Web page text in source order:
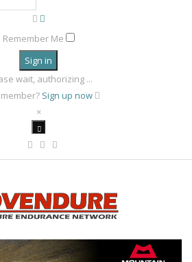
Remember Me
Sign in
wait, authorizing ...
Sign up now
×